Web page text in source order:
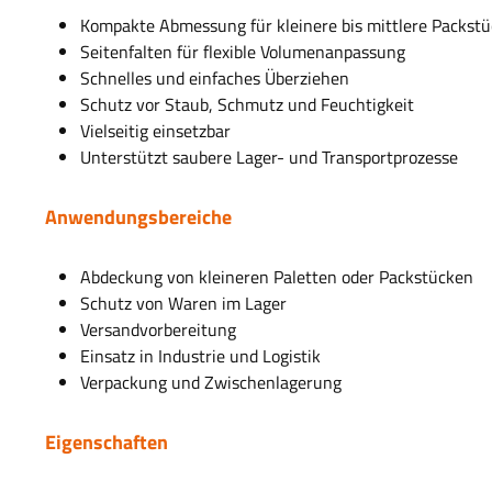
Kompakte Abmessung für kleinere bis mittlere
Seitenfalten für flexible Volumenanpassung
Schnelles und einfaches Überziehen
Schutz vor Staub, Schmutz und Feuchtigkeit
Vielseitig einsetzbar
Unterstützt saubere Lager- und Transportprozesse
Anwendungsbereiche
Abdeckung von kleineren Paletten oder Packstücken
Schutz von Waren im Lager
Versandvorbereitung
Einsatz in Industrie und Logistik
Verpackung und Zwischenlagerung
Eigenschaften